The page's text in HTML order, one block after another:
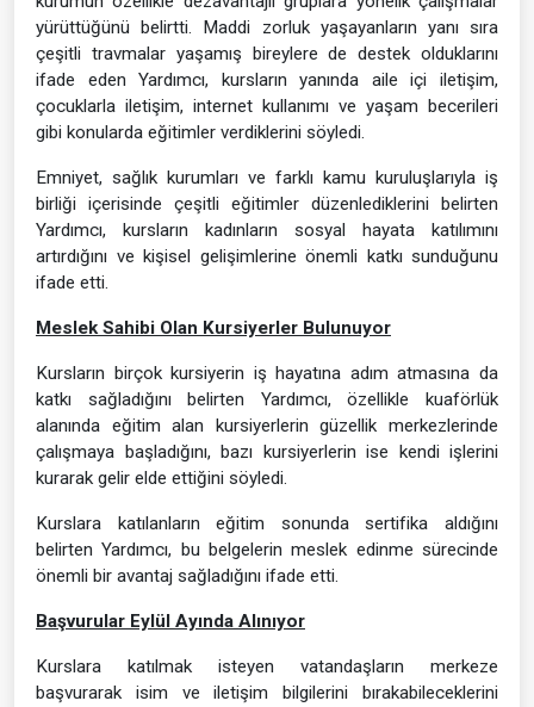
yürüttüğünü belirtti. Maddi zorluk yaşayanların yanı sıra
çeşitli travmalar yaşamış bireylere de destek olduklarını
ifade eden Yardımcı, kursların yanında aile içi iletişim,
çocuklarla iletişim, internet kullanımı ve yaşam becerileri
gibi konularda eğitimler verdiklerini söyledi.
Emniyet, sağlık kurumları ve farklı kamu kuruluşlarıyla iş
birliği içerisinde çeşitli eğitimler düzenlediklerini belirten
Yardımcı, kursların kadınların sosyal hayata katılımını
artırdığını ve kişisel gelişimlerine önemli katkı sunduğunu
ifade etti.
Meslek Sahibi Olan Kursiyerler Bulunuyor
Kursların birçok kursiyerin iş hayatına adım atmasına da
katkı sağladığını belirten Yardımcı, özellikle kuaförlük
alanında eğitim alan kursiyerlerin güzellik merkezlerinde
çalışmaya başladığını, bazı kursiyerlerin ise kendi işlerini
kurarak gelir elde ettiğini söyledi.
Kurslara katılanların eğitim sonunda sertifika aldığını
belirten Yardımcı, bu belgelerin meslek edinme sürecinde
önemli bir avantaj sağladığını ifade etti.
Başvurular Eylül Ayında Alınıyor
Kurslara katılmak isteyen vatandaşların merkeze
başvurarak isim ve iletişim bilgilerini bırakabileceklerini